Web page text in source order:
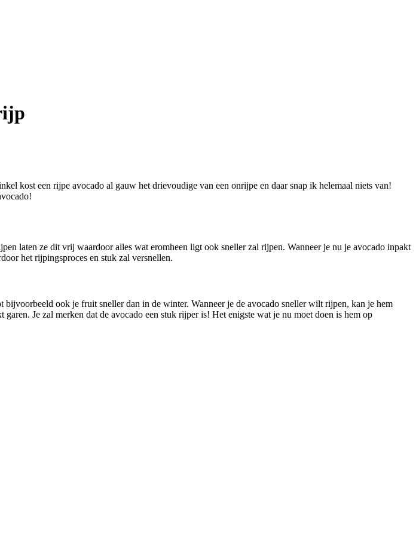
kost een rijpe avocado al gauw het drievoudige van een onrijpe en daar snap ik helemaal niets van!
laten ze dit vrij waardoor alles wat eromheen ligt ook sneller zal rijpen. Wanneer je nu je avocado inpakt
het rijpingsproces en stuk zal versnellen.
ook je fruit sneller dan in de winter. Wanneer je de avocado sneller wilt rijpen, kan je hem
Je zal merken dat de avocado een stuk rijper is! Het enigste wat je nu moet doen is hem op